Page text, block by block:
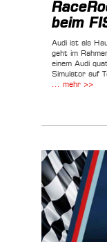
beim
Audi ist als
geht im
einem Audi
Simulator auf
... mehr >>